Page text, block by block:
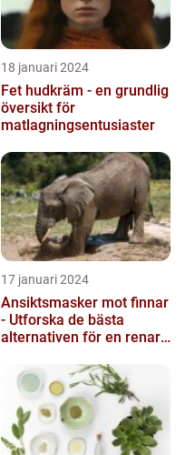
18 januari 2024
Fet hudkräm - en grundlig
översikt för
matlagningsentusiaster
17 januari 2024
Ansiktsmasker mot finnar
- Utforska de bästa
alternativen för en renare